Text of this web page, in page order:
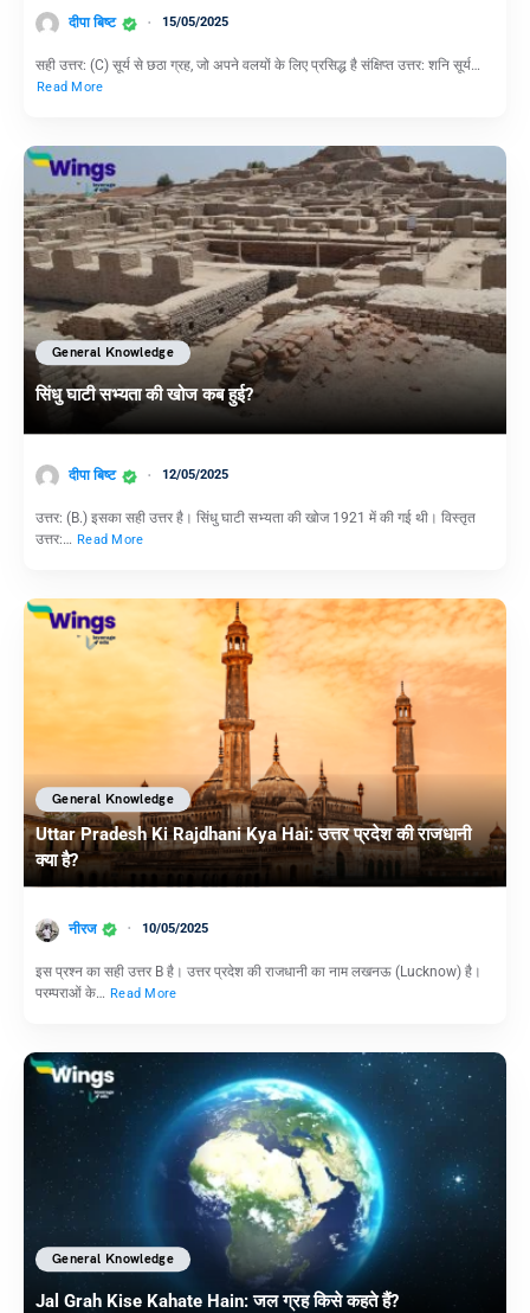
दीपा बिष्ट 15/05/2025
सही उत्तर: (C) सूर्य से छठा ग्रह, जो अपने वलयों के लिए प्रसिद्ध है संक्षिप्त उत्तर: शनि सूर्य…
Read More
General Knowledge
सिंधु घाटी सभ्यता की खोज कब हुई?
दीपा बिष्ट 12/05/2025
उत्तर: (B.) इसका सही उत्तर है। सिंधु घाटी सभ्यता की खोज 1921 में की गई थी। विस्तृत
उत्तर:… Read More
General Knowledge
Uttar Pradesh Ki Rajdhani Kya Hai: उत्तर प्रदेश की राजधानी
क्या है?
नीरज 10/05/2025
इस प्रश्न का सही उत्तर B है। उत्तर प्रदेश की राजधानी का नाम लखनऊ (Lucknow) है।
परम्पराओं के… Read More
General Knowledge
Jal Grah Kise Kahate Hain: जल ग्रह किसे कहते हैं?